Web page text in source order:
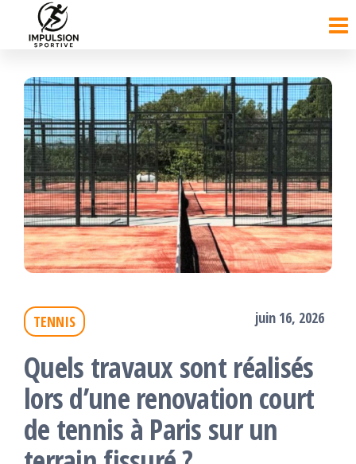
contenu
TENNIS juin 16, 2026
Quels travaux sont réalisés
lors d’une renovation court
de tennis à Paris sur un